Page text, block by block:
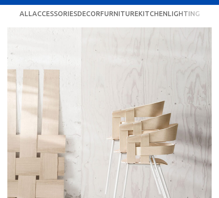
ALLACCESSORIESDECORFURNITUREKITCHENLIGHTING